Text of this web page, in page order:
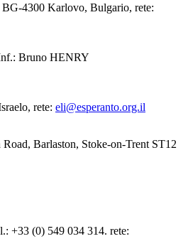
4300 Karlovo, Bulgario, rete:
Bruno HENRY
rete: eli@esperanto.org.il
Barlaston, Stoke-on-Trent ST12
+33 (0) 549 034 314. rete: